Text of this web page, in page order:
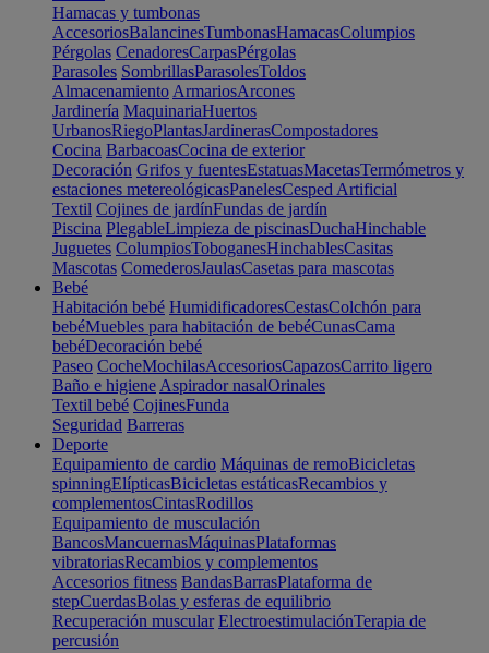
Hamacas y tumbonas
AccesoriosBalancinesTumbonasHamacasColumpios
Pérgolas CenadoresCarpasPérgolas
Parasoles SombrillasParasolesToldos
Almacenamiento ArmariosArcones
Jardinería MaquinariaHuertos
UrbanosRiegoPlantasJardinerasCompostadores
Cocina BarbacoasCocina de exterior
Decoración Grifos y fuentesEstatuasMacetasTermómetros y
estaciones metereológicasPanelesCesped Artificial
Textil Cojines de jardínFundas de jardín
Piscina PlegableLimpieza de piscinasDuchaHinchable
Juguetes ColumpiosToboganesHinchablesCasitas
Mascotas ComederosJaulasCasetas para mascotas
Bebé
Habitación bebé HumidificadoresCestasColchón para
bebéMuebles para habitación de bebéCunasCama
bebéDecoración bebé
Paseo CocheMochilasAccesoriosCapazosCarrito ligero
Baño e higiene Aspirador nasalOrinales
Textil bebé CojinesFunda
Seguridad Barreras
Deporte
Equipamiento de cardio Máquinas de remoBicicletas
spinningElípticasBicicletas estáticasRecambios y
complementosCintasRodillos
Equipamiento de musculación
BancosMancuernasMáquinasPlataformas
vibratoriasRecambios y complementos
Accesorios fitness BandasBarrasPlataforma de
stepCuerdasBolas y esferas de equilibrio
Recuperación muscular ElectroestimulaciónTerapia de
percusión